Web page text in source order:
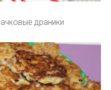
драники